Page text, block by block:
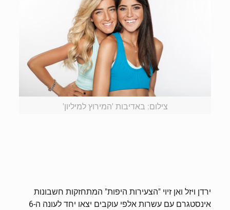
צילום: באדיבות 'המירוץ למיליון'
ירדן ויזל ואן זיוי "הצעירות היפות" המתחזקות חשבונות
אינסטגרם עם עשרות אלפי עוקבים יצאו יחד לעונה ה-6